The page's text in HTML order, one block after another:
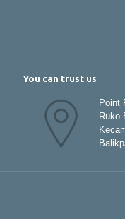
You can trust us
Point
Ruko